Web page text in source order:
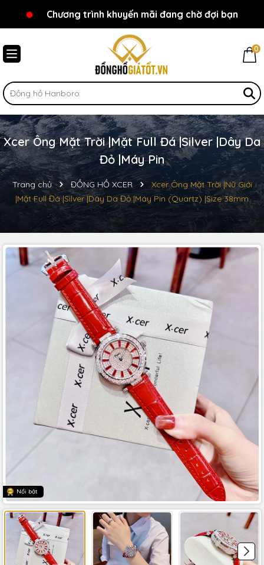
Chào mừng bạn đến với Đồnghồgiátốt.vn!
Chương trình khuyến mãi đang chờ đợi bạn
0
Xcer Ông Mặt Trời |Mặt Full Đá |Silver |Dây Da
Đỏ |Máy Pin
Trang chủ ĐỒNG HỒ XCER
Xcer Ông Mặt Trời |Nữ Giới
|Mặt Full Đá |Silver |Dây Da Đỏ |Máy Pin (Quartz) |Size 38mm
Nổi bật